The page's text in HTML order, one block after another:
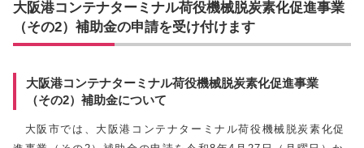
大阪港コンテナターミナル荷役機械脱炭素化促進事業
（その2）補助金の申請を受け付けます
大阪港コンテナターミナル荷役機械脱炭素化促進事業
（その2）補助金について
大阪市では、大阪港コンテナターミナル荷役機械脱炭素化促